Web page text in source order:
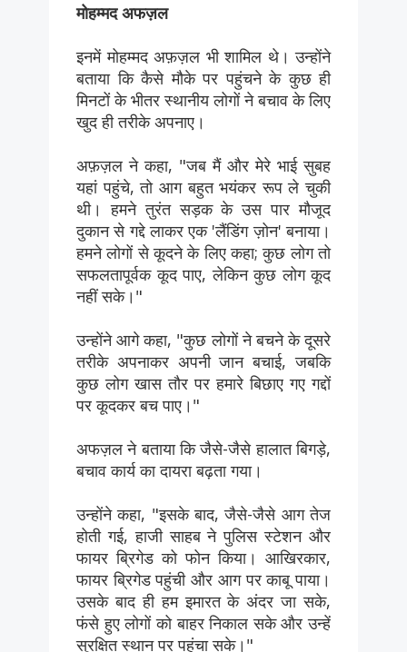
मोहम्मद अफज़ल
इनमें मोहम्मद अफ़ज़ल भी शामिल थे। उन्होंने
बताया कि कैसे मौके पर पहुंचने के कुछ ही
मिनटों के भीतर स्थानीय लोगों ने बचाव के लिए
खुद ही तरीके अपनाए।
अफ़ज़ल ने कहा, "जब मैं और मेरे भाई सुबह
यहां पहुंचे, तो आग बहुत भयंकर रूप ले चुकी
थी। हमने तुरंत सड़क के उस पार मौजूद
दुकान से गद्दे लाकर एक 'लैंडिंग ज़ोन' बनाया।
हमने लोगों से कूदने के लिए कहा; कुछ लोग तो
सफलतापूर्वक कूद पाए, लेकिन कुछ लोग कूद
नहीं सके।"
उन्होंने आगे कहा, "कुछ लोगों ने बचने के दूसरे
तरीके अपनाकर अपनी जान बचाई, जबकि
कुछ लोग खास तौर पर हमारे बिछाए गए गद्दों
पर कूदकर बच पाए।"
अफज़ल ने बताया कि जैसे-जैसे हालात बिगड़े,
बचाव कार्य का दायरा बढ़ता गया।
उन्होंने कहा, "इसके बाद, जैसे-जैसे आग तेज
होती गई, हाजी साहब ने पुलिस स्टेशन और
फायर ब्रिगेड को फोन किया। आखिरकार,
फायर ब्रिगेड पहुंची और आग पर काबू पाया।
उसके बाद ही हम इमारत के अंदर जा सके,
फंसे हुए लोगों को बाहर निकाल सके और उन्हें
सुरक्षित स्थान पर पहुंचा सके।"